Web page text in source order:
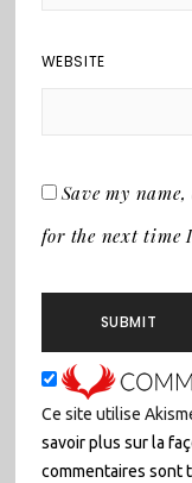
WEBSITE
Save my
for the next time
Ce site utilise
savoir plus sur la
commentaires sont